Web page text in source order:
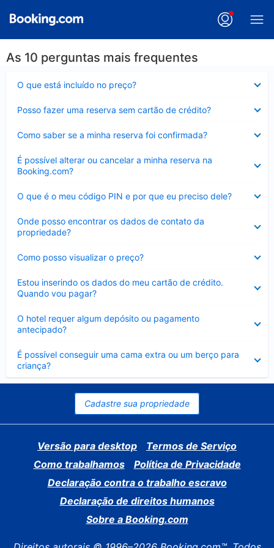
As 10 perguntas mais frequentes
O que está incluído no preço?
Posso fazer uma reserva sem cartão de crédito?
Como saber se a minha reserva foi confirmada?
É possível alterar ou cancelar a minha reserva na
Booking.com?
Contraído
O que é o meu código PIN e por que eu preciso dele?
Onde posso encontrar os dados de contato da
propriedade?
Como posso visualizar o preço?
Estou inserindo os dados do meu cartão de crédito.
Quando vou pagar?
O hotel requer algum depósito ou pagamento
antecipado?
É possível conseguir uma cama extra ou um berço para
criança?
Contraído
Cadastre sua propriedade
Versão para desktop
Termos de Serviço
Como trabalhamos
Política de Privacidade
Declaração contra o trabalho escravo
Declaração de direitos humanos
Sobre a Booking.com